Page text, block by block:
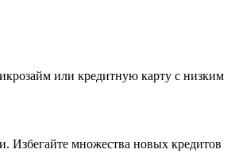
или кредитную карту с низким
Избегайте множества новых кредитов